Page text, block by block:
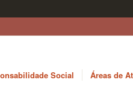
Social Áreas de